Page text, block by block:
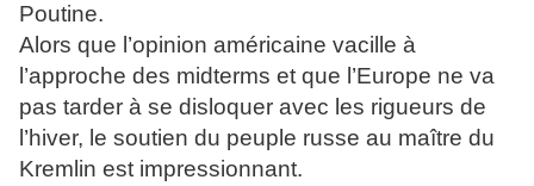
Poutine.
Alors que l’opinion américaine vacille à
l’approche des midterms et que l’Europe ne va
pas tarder à se disloquer avec les rigueurs de
l’hiver, le soutien du peuple russe au maître du
Kremlin est impressionnant.